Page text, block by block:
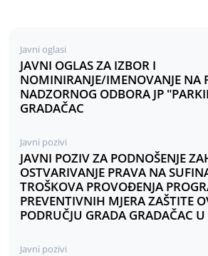
Javni oglasi
JAVNI OGLAS ZA IZBOR I
NOMINIRANJE/IMENOVANJE NA
NADZORNOG ODBORA JP
GRADAČAC
Javni pozivi
JAVNI POZIV ZA PODNOŠENJE
OSTVARIVANJE PRAVA NA
TROŠKOVA PROVOĐENJA
PREVENTIVNIH MJERA ZAŠTITE
PODRUČJU GRADA GRADAČAC
Javni pozivi